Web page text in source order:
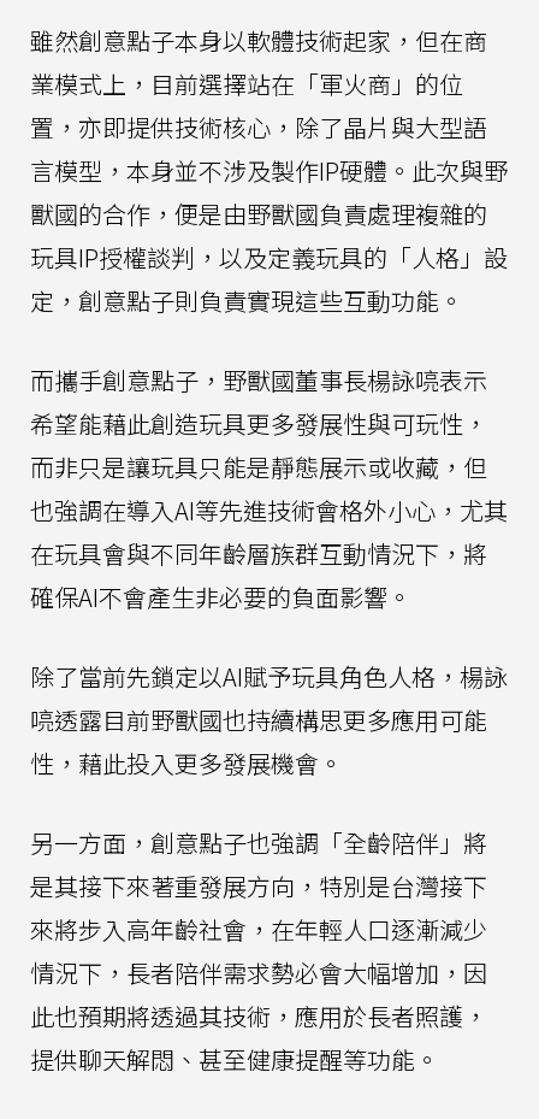
雖然創意點子本身以軟體技術起家，但在商
業模式上，目前選擇站在「軍火商」的位
置，亦即提供技術核心，除了晶片與大型語
言模型，本身並不涉及製作IP硬體。此次與野
獸國的合作，便是由野獸國負責處理複雜的
玩具IP授權談判，以及定義玩具的「人格」設
定，創意點子則負責實現這些互動功能。
而攜手創意點子，野獸國董事長楊詠喨表示
希望能藉此創造玩具更多發展性與可玩性，
而非只是讓玩具只能是靜態展示或收藏，但
也強調在導入AI等先進技術會格外小心，尤其
在玩具會與不同年齡層族群互動情況下，將
確保AI不會產生非必要的負面影響。
除了當前先鎖定以AI賦予玩具角色人格，楊詠
喨透露目前野獸國也持續構思更多應用可能
性，藉此投入更多發展機會。
另一方面，創意點子也強調「全齡陪伴」將
是其接下來著重發展方向，特別是台灣接下
來將步入高年齡社會，在年輕人口逐漸減少
情況下，長者陪伴需求勢必會大幅增加，因
此也預期將透過其技術，應用於長者照護，
提供聊天解悶、甚至健康提醒等功能。